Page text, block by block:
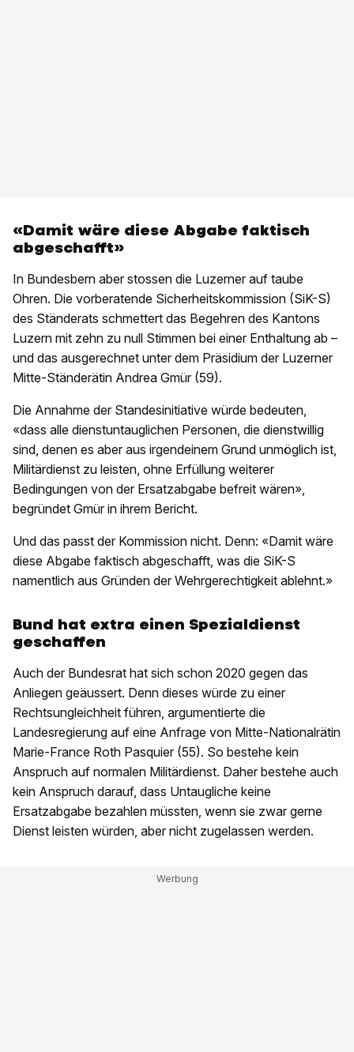
«Damit wäre diese Abgabe faktisch
abgeschafft»
In Bundesbern aber stossen die Luzerner auf taube
Ohren. Die vorberatende Sicherheitskommission (SiK-S)
des Ständerats schmettert das Begehren des Kantons
Luzern mit zehn zu null Stimmen bei einer Enthaltung ab –
und das ausgerechnet unter dem Präsidium der Luzerner
Mitte-Ständerätin Andrea Gmür (59).
Die Annahme der Standesinitiative würde bedeuten,
«dass alle dienstuntauglichen Personen, die dienstwillig
sind, denen es aber aus irgendeinem Grund unmöglich ist,
Militärdienst zu leisten, ohne Erfüllung weiterer
Bedingungen von der Ersatzabgabe befreit wären»,
begründet Gmür in ihrem Bericht.
Und das passt der Kommission nicht. Denn: «Damit wäre
diese Abgabe faktisch abgeschafft, was die SiK-S
namentlich aus Gründen der Wehrgerechtigkeit ablehnt.»
Bund hat extra einen Spezialdienst
geschaffen
Auch der Bundesrat hat sich schon 2020 gegen das
Anliegen geäussert. Denn dieses würde zu einer
Rechtsungleichheit führen, argumentierte die
Landesregierung auf eine Anfrage von Mitte-Nationalrätin
Marie-France Roth Pasquier (55). So bestehe kein
Anspruch auf normalen Militärdienst. Daher bestehe auch
kein Anspruch darauf, dass Untaugliche keine
Ersatzabgabe bezahlen müssten, wenn sie zwar gerne
Dienst leisten würden, aber nicht zugelassen werden.